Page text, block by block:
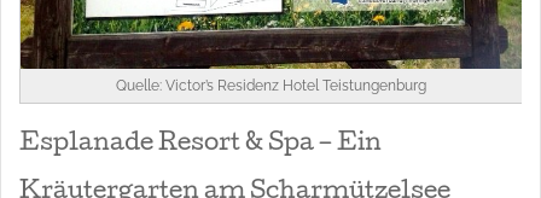
Quelle: Victor’s Residenz Hotel Teistungenburg
Esplanade Resort & Spa – Ein
Kräutergarten am Scharmützelsee